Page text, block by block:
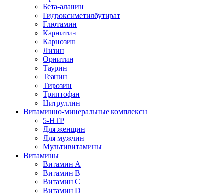
Бета-аланин
Гидроксиметилбутират
Глютамин
Карнитин
Карнозин
Лизин
Орнитин
Таурин
Теанин
Тирозин
Триптофан
Цитруллин
Витаминно-минеральные комплексы
5-HTP
Для женщин
Для мужчин
Мультивитамины
Витамины
Витамин A
Витамин B
Витамин C
Витамин D